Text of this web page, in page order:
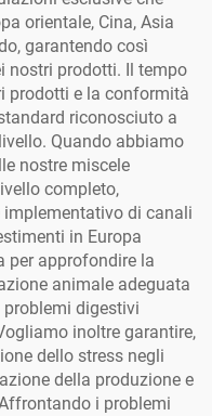
orientale, Cina, Asia
garantendo così
nostri prodotti. Il tempo
prodotti e la conformità
riconosciuto a
Quando abbiamo
nostre miscele
completo,
di canali
in Europa
per approfondire la
animale adeguata
digestivi
inoltre garantire,
dello stress negli
della produzione e
i problemi